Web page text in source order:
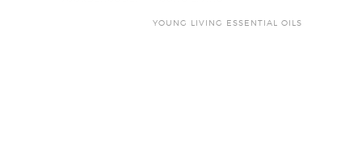
YOUNG LIVING ESSENTIAL OILS